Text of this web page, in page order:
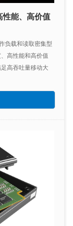
能、高价值
负载和读取密集型
高性能和高价值
高吞吐量移动大